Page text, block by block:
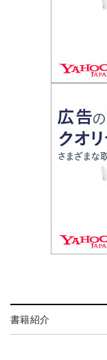
書籍紹介